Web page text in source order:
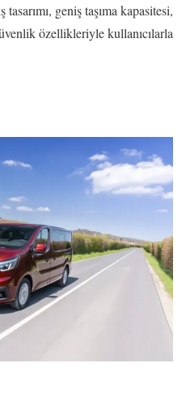
geniş taşıma kapasitesi,
özellikleriyle kullanıcılarla